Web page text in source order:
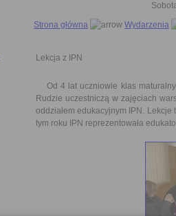
Strona główna
Wydarzenia
Lekcja z IPN
Od 4 lat uczniowie klas
Rudzie uczestniczą w zajęciach
oddziałem edukacyjnym IPN.
tym roku IPN reprezentowała